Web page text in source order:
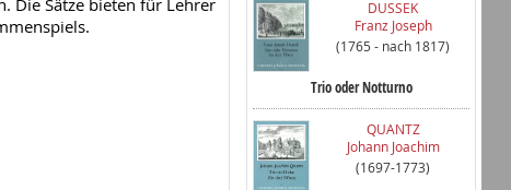
Die Sätze bieten für Lehrer
DUSSEK
Franz Joseph
(1765 - nach 1817)
Trio oder Notturno
QUANTZ
Johann Joachim
(1697-1773)